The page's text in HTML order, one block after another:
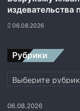
издевательства
06.08.2026
Рубрики
Рубрики
06.08.2026